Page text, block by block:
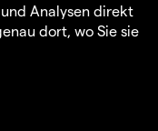
Analysen direkt
dort, wo Sie sie